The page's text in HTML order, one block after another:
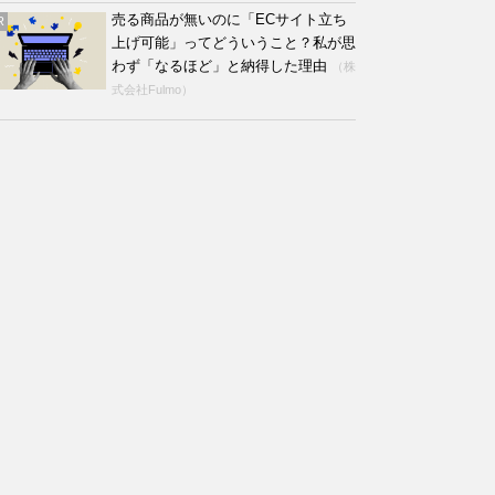
売る商品が無いのに「ECサイト立ち
上げ可能」ってどういうこと？私が思
わず「なるほど」と納得した理由
（株
式会社Fulmo）